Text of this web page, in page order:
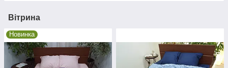
Вітрина
Новинка